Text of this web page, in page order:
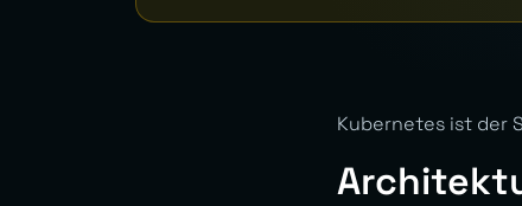
Kubernetes ist der